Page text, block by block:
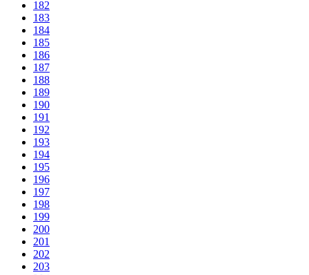
182
183
184
185
186
187
188
189
190
191
192
193
194
195
196
197
198
199
200
201
202
203